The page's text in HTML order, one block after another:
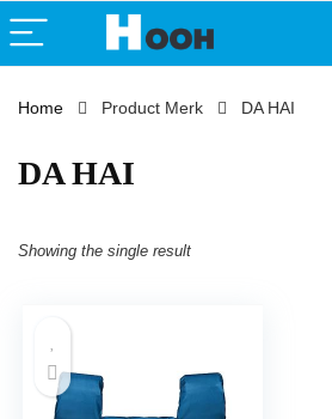
Home Product Merk ‎DA HAI
‎DA HAI
Showing the single result